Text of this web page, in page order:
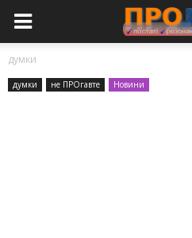
думки
думки не ПРОгавте Новини